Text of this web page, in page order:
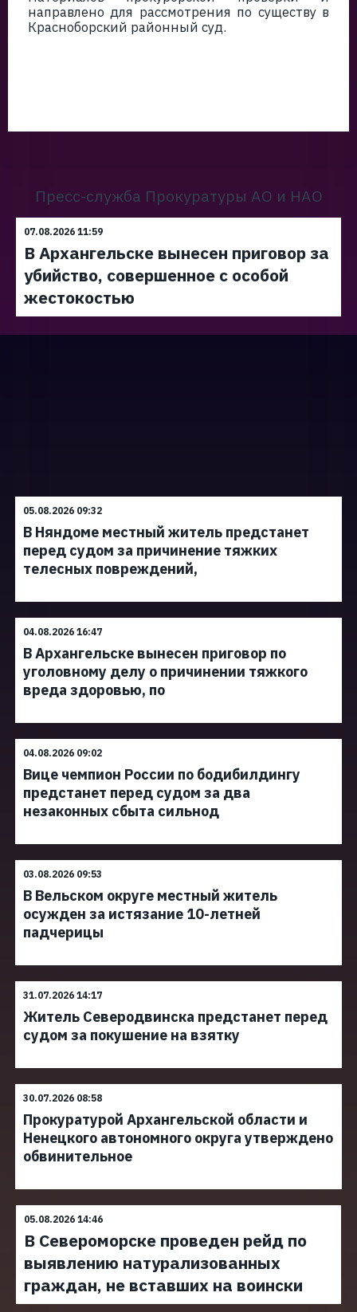
направлено для рассмотрения по существу в
Красноборский районный суд.
Пресс-служба Прокуратуры АО и НАО
07.08.2026 11:59
В Архангельске вынесен приговор за
убийство, совершенное с особой
жестокостью
05.08.2026 09:32
В Няндоме местный житель предстанет
перед судом за причинение тяжких
телесных повреждений,
04.08.2026 16:47
В Архангельске вынесен приговор по
уголовному делу о причинении тяжкого
вреда здоровью, по
04.08.2026 09:02
Вице чемпион России по бодибилдингу
предстанет перед судом за два
незаконных сбыта сильнод
03.08.2026 09:53
В Вельском округе местный житель
осужден за истязание 10-летней
падчерицы
31.07.2026 14:17
Житель Северодвинска предстанет перед
судом за покушение на взятку
30.07.2026 08:58
Прокуратурой Архангельской области и
Ненецкого автономного округа утверждено
обвинительное
05.08.2026 14:46
В Североморске проведен рейд по
выявлению натурализованных
граждан, не вставших на воински